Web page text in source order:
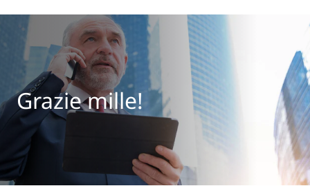
Grazie mille!